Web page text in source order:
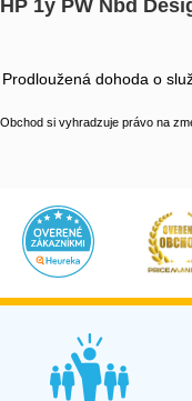
HP 1y PW Nbd
Prodloužená dohoda o
Obchod si vyhradzuje právo na